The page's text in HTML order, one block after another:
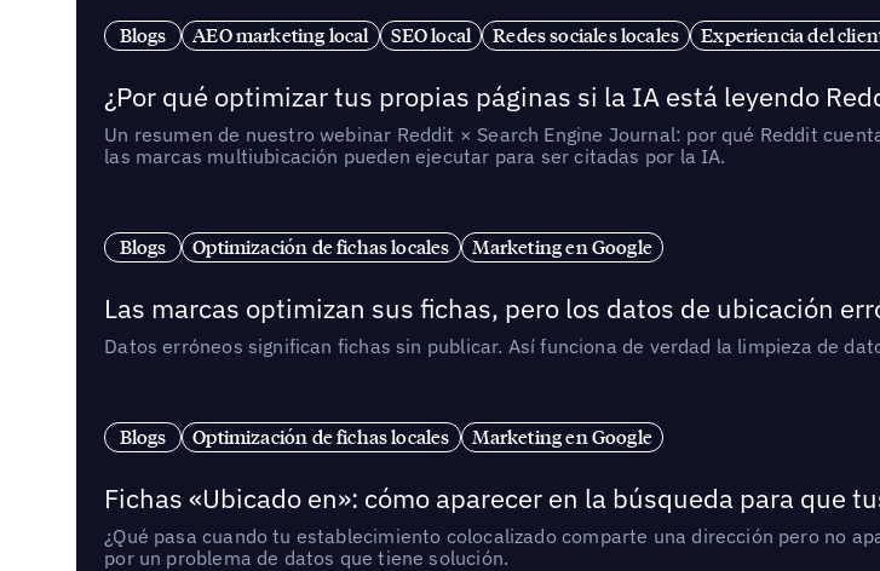
Blogs AEO marketing local SEO local Redes sociales locales Experiencia del
¿Por qué optimizar tus propias páginas si la IA está leyendo
Un resumen de nuestro webinar Reddit × Search Engine Journal: por qué Reddit
las marcas multiubicación pueden ejecutar para ser citadas por la IA.
Blogs Optimización de fichas locales Marketing en Google
Las marcas optimizan sus fichas, pero los datos de ubicación
Datos erróneos significan fichas sin publicar. Así funciona de verdad la limpieza de
Blogs Optimización de fichas locales Marketing en Google
Fichas «Ubicado en»: cómo aparecer en la búsqueda para que
¿Qué pasa cuando tu establecimiento colocalizado comparte una dirección pero no
por un problema de datos que tiene solución.